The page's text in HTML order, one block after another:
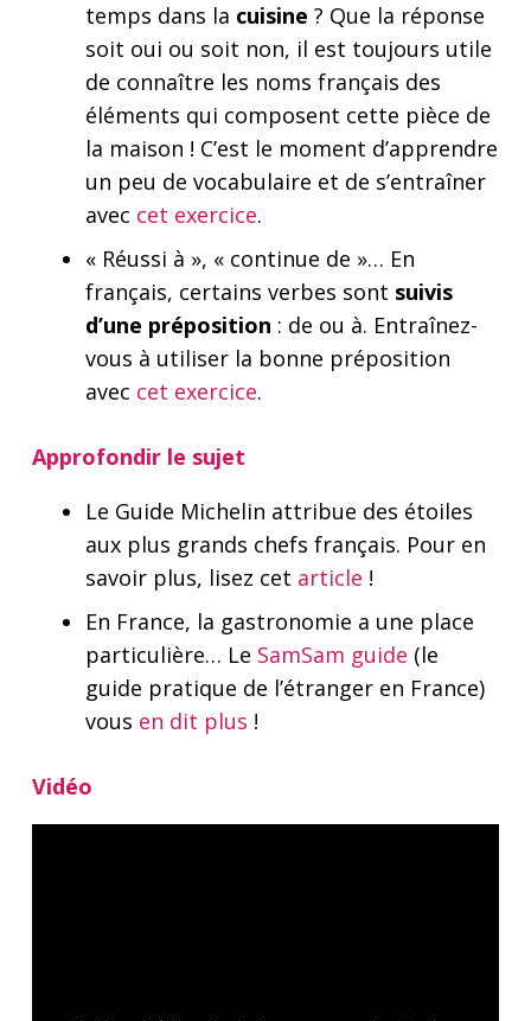
temps dans la cuisine ? Que la réponse
soit oui ou soit non, il est toujours utile
de connaître les noms français des
éléments qui composent cette pièce de
la maison ! C’est le moment d’apprendre
un peu de vocabulaire et de s’entraîner
avec cet exercice.
« Réussi à », « continue de »… En
français, certains verbes sont suivis
d’une préposition : de ou à. Entraînez-
vous à utiliser la bonne préposition
avec cet exercice.
Approfondir le sujet
Le Guide Michelin attribue des étoiles
aux plus grands chefs français. Pour en
savoir plus, lisez cet article !
En France, la gastronomie a une place
particulière… Le SamSam guide (le
guide pratique de l’étranger en France)
vous en dit plus !
Vidéo